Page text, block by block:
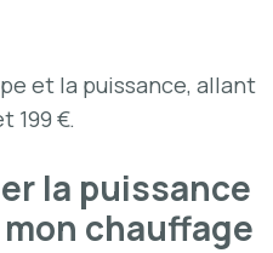
et la puissance, allant
199 €.
la puissance
chauffage